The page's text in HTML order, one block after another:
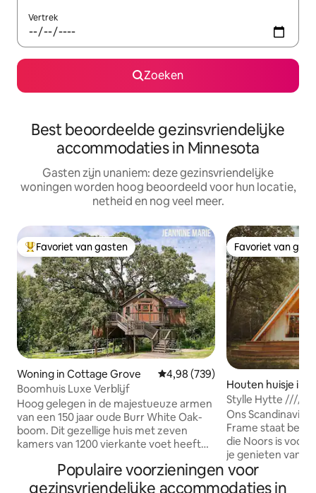
Vertrek
Zoeken
Best beoordeelde gezinsvriendelijke
accommodaties in Minnesota
Gasten zijn unaniem: deze gezinsvriendelijke
woningen worden hoog beoordeeld voor hun locatie,
netheid en nog veel meer.
Topfavoriet van gasten
Favoriet van gasten
Woning in Cottage Grove Gemiddelde beoordeling van
4,98 (739)
Boomhuis Luxe Verblijf
Hoog gelegen in de majestueuze armen
van een 150 jaar oude Burr White Oak-
boom. Dit gezellige huis met zeven
kamers van 1200 vierkante voet heeft
het heeft ook betoverende en heerlijke
verrassingen die passen bij een
Favoriet van
Favoriet van
Houten huisje in
Ons
Frame staat
die Noors is voor
je genieten van 5
bos met paden
rivieroever.
Populaire voorzieningen voor
gezinsvriendelijke accommodaties in